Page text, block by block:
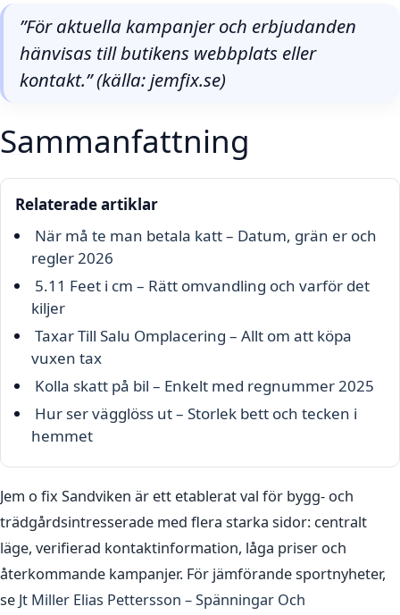
”För aktuella kampanjer och erbjudanden
hänvisas till butikens webbplats eller
kontakt.” (källa: jemfix.se)
Sammanfattning
Relaterade artiklar
När må te man betala katt – Datum, grän er och
regler 2026
5.11 Feet i cm – Rätt omvandling och varför det
kiljer
Taxar Till Salu Omplacering – Allt om att köpa
vuxen tax
Kolla skatt på bil – Enkelt med regnummer 2025
Hur ser vägglöss ut – Storlek bett och tecken i
hemmet
Jem o fix Sandviken är ett etablerat val för bygg- och
trädgårdsintresserade med flera starka sidor: centralt
läge, verifierad kontaktinformation, låga priser och
återkommande kampanjer. För jämförande sportnyheter,
se Jt Miller Elias Pettersson – Spänningar Och